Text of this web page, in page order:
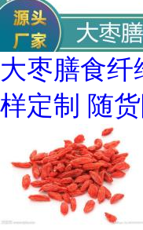
大枣膳食纤
样定制 随